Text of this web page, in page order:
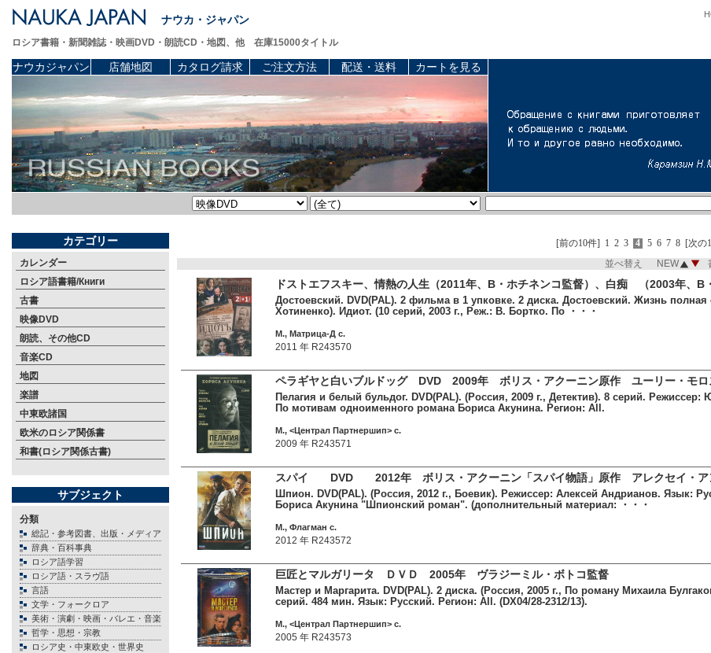
ナウカ・ジャパン
ロシア書籍・新聞雑誌・映画DVD・朗読CD・地図、他 在庫15000タイトル
ナウカジャパン 店舗地図 カタログ請求 ご注文方法 配送・送料 カートを見る
カテゴリー
カレンダー
ロシア語書籍/Книги
古書
映像DVD
朗読、その他CD
音楽CD
地図
楽譜
中東欧諸国
欧米のロシア関係書
和書(ロシア関係古書)
サブジェクト
分類
総記・参考図書、出版・メディア
辞典・百科事典
ロシア語学習
ロシア語・スラヴ語
言語
文学・フォークロア
美術・演劇・映画・バレエ・音楽
哲学・思想・宗教
ロシア史・中東欧史・世界史
[前の10件] 1 2 3 4 5 6 7 8 [次の
並べ替え NEW
ドストエフスキー、情熱の人生（2011年、B・ホチネンコ監督）、白痴 （2003年、
Достоевский. DVD(PAL). 2 фильма в 1 упковке. 2 диска. Достоевский. Жизнь полная
Хотиненко). Идиот. (10 серий, 2003 г., Реж.: В. Бортко. По ・・・
М., Матрица-Д c.
2011 年 R243570
ペラギヤと白いブルドッグ DVD 2009年 ボリス・アクーニン原作 ユーリー・モロ
Пелагия и белый бульдог. DVD(PAL). (Россия, 2009 г., Детектив). 8 серий.
По мотивам одноименного романа Бориса Акунина. Регион: All.
М., <Централ Партнершип> c.
2009 年 R243571
スパイ DVD 2012年 ボリス・アクーニン「スパイ物語」原作 アレクセイ・ア
Шпион. DVD(PAL). (Россия, 2012 г., Боевик). Режиссер: Алексей Андрианов. Язык:
Бориса Акунина "Шпионский роман". (дополнительный материал: ・・・
М., Флагман c.
2012 年 R243572
巨匠とマルガリータ ＤＶＤ 2005年 ヴラジーミル・ボトコ監督
Мастер и Маргарита. DVD(PAL). 2 диска. (Россия, 2005 г., По роману Михаила
серий. 484 мин. Язык: Русский. Регион: All. (DX04/28-2312/13).
М., <Централ Партнершип> c.
2005 年 R243573